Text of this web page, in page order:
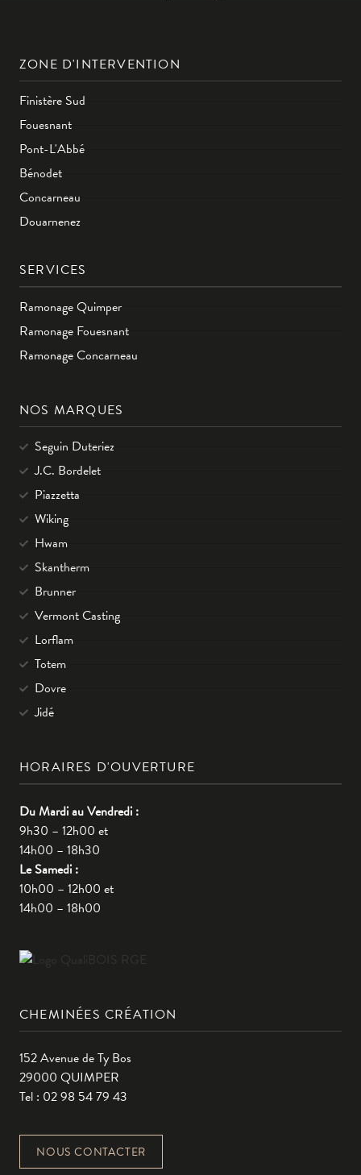
ZONE D'INTERVENTION
Finistère Sud
Fouesnant
Pont-L'Abbé
Bénodet
Concarneau
Douarnenez
SERVICES
Ramonage Quimper
Ramonage Fouesnant
Ramonage Concarneau
NOS MARQUES
Seguin Duteriez
J.C. Bordelet
Piazzetta
Wiking
Hwam
Skantherm
Brunner
Vermont Casting
Lorflam
Totem
Dovre
Jidé
HORAIRES D'OUVERTURE
Du Mardi au Vendredi :
9h30 – 12h00 et
14h00 – 18h30
Le Samedi :
10h00 – 12h00 et
14h00 – 18h00
CHEMINÉES CRÉATION
152 Avenue de Ty Bos
29000 QUIMPER
Tel : 02 98 54 79 43
NOUS CONTACTER